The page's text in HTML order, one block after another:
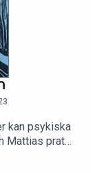
kan psykiska
Mattias pratar
förbättra